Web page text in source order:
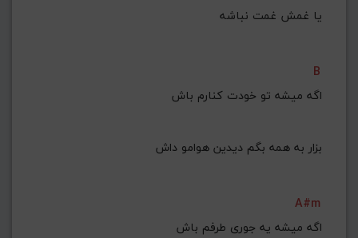
یا غمش غمت نباشه
B
اگه میشه تو خودت کنارم باش
بزار به همه بگم دیدین هوامو داش
A#m
اگه میشه یه جوری طرفم باش